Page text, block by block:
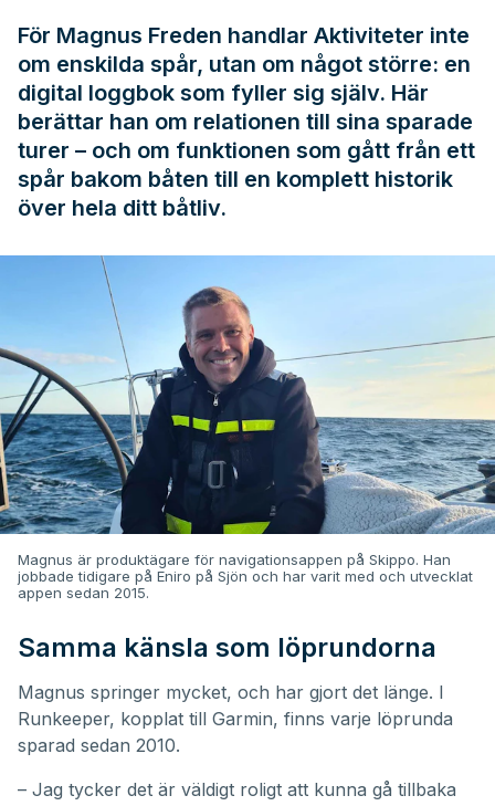
För Magnus Freden handlar Aktiviteter inte
om enskilda spår, utan om något större: en
digital loggbok som fyller sig själv. Här
berättar han om relationen till sina sparade
turer – och om funktionen som gått från ett
spår bakom båten till en komplett historik
över hela ditt båtliv.
Magnus är produktägare för navigationsappen på Skippo. Han
jobbade tidigare på Eniro på Sjön och har varit med och utvecklat
appen sedan 2015.
Samma känsla som löprundorna
Magnus springer mycket, och har gjort det länge. I
Runkeeper, kopplat till Garmin, finns varje löprunda
sparad sedan 2010.
– Jag tycker det är väldigt roligt att kunna gå tillbaka